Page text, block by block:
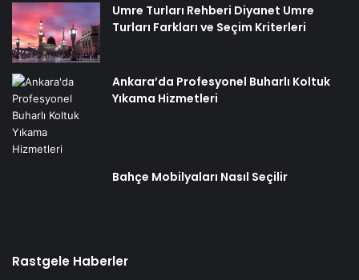
Umre Turları Rehberi Diyanet Umre
Turları Farkları ve Seçim Kriterleri
Ankara’da Profesyonel Buharlı Koltuk
Yıkama Hizmetleri
Bahçe Mobilyaları Nasıl Seçilir
Rastgele Haberler